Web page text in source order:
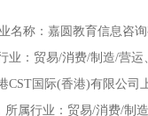
称：嘉圆教育信息
：贸易/消费/制造/营
国际(香港)有限公
属行业：贸易/消费/制